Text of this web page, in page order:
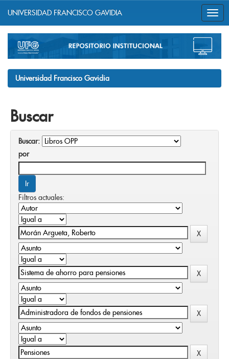
navigation
UNIVERSIDAD FRANCISCO GAVIDIA
Universidad Francisco Gavidia
Buscar
Buscar:
por
Filtros actuales: